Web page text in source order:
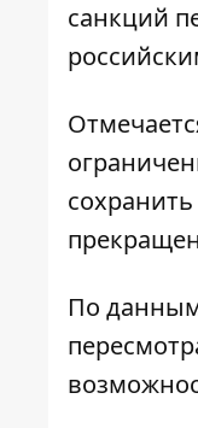
санкций
По данным